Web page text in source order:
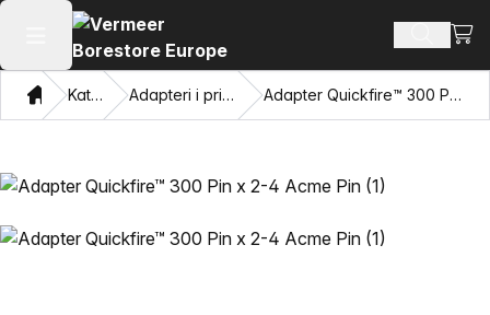
Otvaranje glavnog izbornika Pretraži
Dom Katalog Adapteri i privlačne oči Adapter Quickfire™ 300 Pin x 2-4 Acme Pin